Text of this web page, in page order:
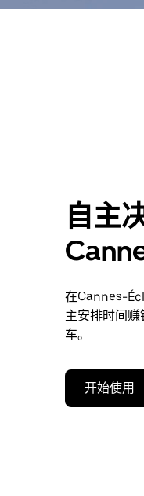
自主
在Cannes-
主安排时间
车。
开始使用